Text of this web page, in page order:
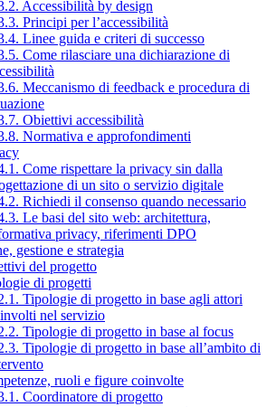
Accessibilità by design
Principi per l’accessibilità
Linee guida e criteri di successo
Come rilasciare una dichiarazione di
Meccanismo di feedback e procedura di
Obiettivi accessibilità
Normativa e approfondimenti
Come rispettare la privacy sin dalla
di un sito o servizio digitale
Richiedi il consenso quando necessario
Le basi del sito web: architettura,
privacy, riferimenti DPO
gestione e strategia
del progetto
di progetti
Tipologie di progetto in base agli attori
nel servizio
Tipologie di progetto in base al focus
Tipologie di progetto in base all’ambito di
ruoli e figure coinvolte
Coordinatore di progetto